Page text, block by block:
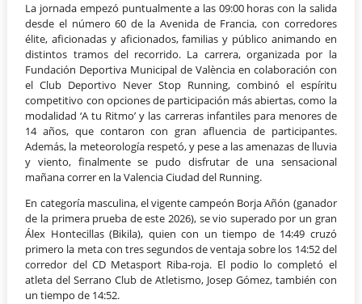
La jornada empezó puntualmente a las 09:00 horas con la salida
desde el número 60 de la Avenida de Francia, con corredores
élite, aficionadas y aficionados, familias y público animando en
distintos tramos del recorrido. La carrera, organizada por la
Fundación Deportiva Municipal de València en colaboración con
el Club Deportivo Never Stop Running, combinó el espíritu
competitivo con opciones de participación más abiertas, como la
modalidad ‘A tu Ritmo’ y las carreras infantiles para menores de
14 años, que contaron con gran afluencia de participantes.
Además, la meteorología respetó, y pese a las amenazas de lluvia
y viento, finalmente se pudo disfrutar de una sensacional
mañana correr en la Valencia Ciudad del Running.
En categoría masculina, el vigente campeón Borja Añón (ganador
de la primera prueba de este 2026), se vio superado por un gran
Álex Hontecillas (Bikila), quien con un tiempo de 14:49 cruzó
primero la meta con tres segundos de ventaja sobre los 14:52 del
corredor del CD Metasport Riba-roja. El podio lo completó el
atleta del Serrano Club de Atletismo, Josep Gómez, también con
un tiempo de 14:52.